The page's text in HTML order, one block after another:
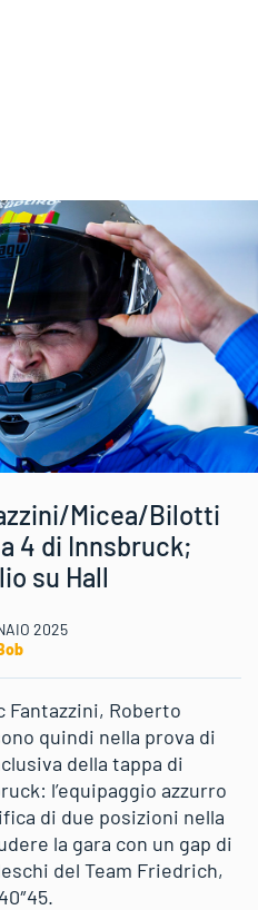
Micea/Bilotti
4 di Innsbruck;
su Hall
2025
Fantazzini, Roberto
quindi nella prova di
della tappa di
l’equipaggio azzurro
di due posizioni nella
la gara con un gap di
del Team Friedrich,